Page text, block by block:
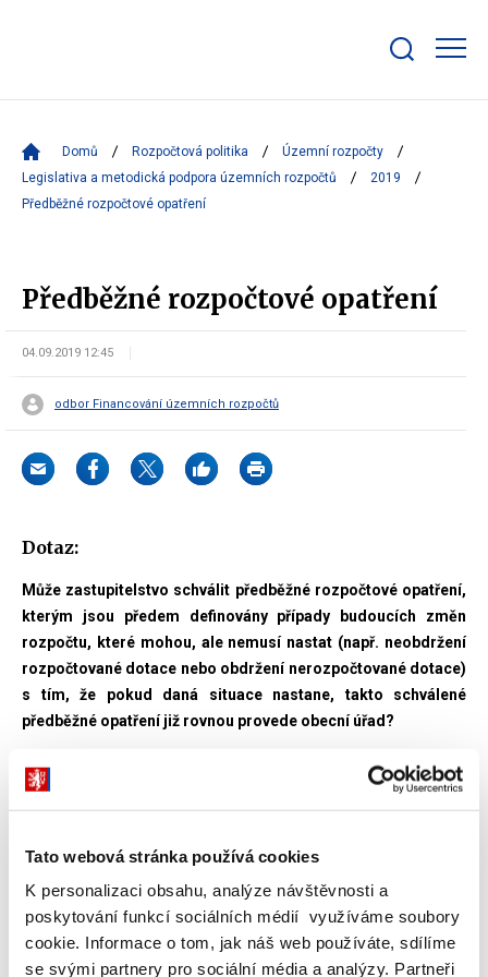
Tato webová stránka používá cookies
K personalizaci obsahu, analýze návštěvnosti a
poskytování funkcí sociálních médií využíváme soubory
cookie. Informace o tom, jak náš web používáte, sdílíme
se svými partnery pro sociální média a analýzy. Partneři
bar
Domů Rozpočtová politika
Územní rozpočty
Legislativa a metodická podpora územních rozpočtů
2019
Předběžné rozpočtové opatření
Předběžné rozpočtové opatření
04.09.2019 12:45
odbor Financování územních rozpočtů
Dotaz:
Může zastupitelstvo schválit předběžné rozpočtové opatření,
kterým jsou předem definovány případy budoucích změn
rozpočtu, které mohou, ale nemusí nastat (např. neobdržení
rozpočtované dotace nebo obdržení nerozpočtované dotace)
s tím, že pokud daná situace nastane, takto schválené
předběžné opatření již rovnou provede obecní úřad?
Odpověď:
NE
V § 16 odst. 1 zákona č. 250/2000 Sb., rozpočtových pravidel
územních rozpočtů je stanoveno, žerozpočet může být po
svém schválení změněnz důvodů dále stanovených v tomto
ustanovení. Podle § 16 odst. 2 zákona č. 250/2000 Sb. se změna
rozpočtu provádí rozpočtovým opatřením.